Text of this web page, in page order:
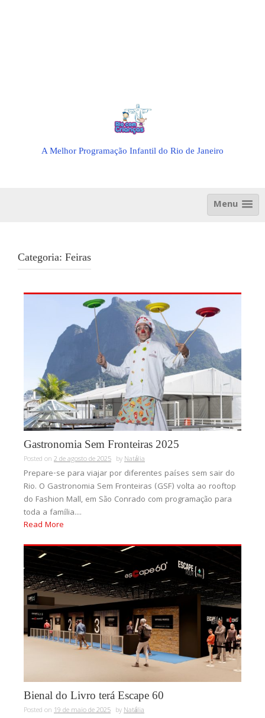
A Melhor Programação Infantil do Rio de Janeiro
Menu
Categoria: Feiras
Gastronomia Sem Fronteiras 2025
Posted on 2 de agosto de 2025 byNatália
Prepare-se para viajar por diferentes países sem sair do
Rio. O Gastronomia Sem Fronteiras (GSF) volta ao rooftop
do Fashion Mall, em São Conrado com programação para
toda a família....
Read More
Bienal do Livro terá Escape 60
Posted on 19 de maio de 2025 byNatália